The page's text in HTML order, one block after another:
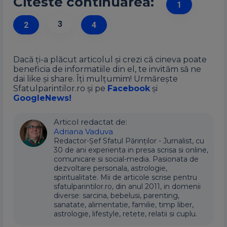
1
2 3 4
Dacă ți-a plăcut articolul și crezi că cineva poate
beneficia de informatiile din el, te invităm să ne
dai like și share. Îți mulțumim! Urmărește
Sfatulparintilor.ro și pe Facebook și
GoogleNews!
Articol redactat de:
Adriana Vaduva
Redactor-Șef Sfatul Părinților - Jurnalist, cu
30 de ani experienta in presa scrisa si online,
comunicare si social-media. Pasionata de
dezvoltare personala, astrologie,
spiritualitate. Mii de articole scrise pentru
sfatulparintilor.ro, din anul 2011, in domenii
diverse: sarcina, bebelusi, parenting,
sanatate, alimentatie, familie, timp liber,
astrologie, lifestyle, retete, relatii si cuplu.